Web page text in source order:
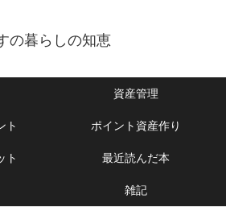
の暮らしの知恵
資産管理
ト ポイント資産作り
ト 最近読んだ本
雑記